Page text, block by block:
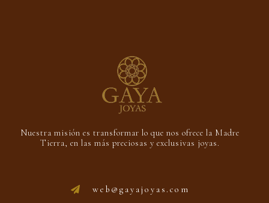
Nuestra misión es transformar lo que nos ofrece la Madre
Tierra, en las más preciosas y exclusivas joyas.
web@gayajoyas.com